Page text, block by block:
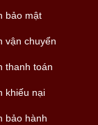
bảo mật
vận chuyển
thanh toán
khiếu nại
bảo hành